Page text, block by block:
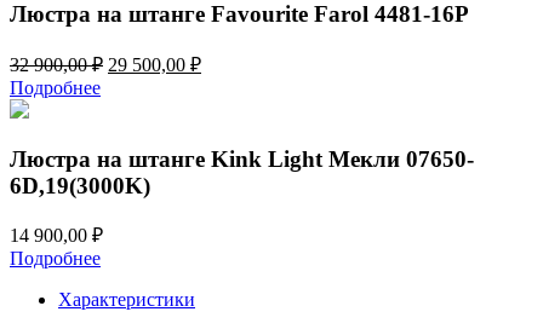
Люстра на штанге Favourite Farol 4481-16P
32 900,00₽ Первоначальная
29 500,00 ₽Текущая
Подробнее
Люстра на штанге Kink Light Мекли 07650-
6D,19(3000K)
14 900,00 ₽
Подробнее
Характеристики